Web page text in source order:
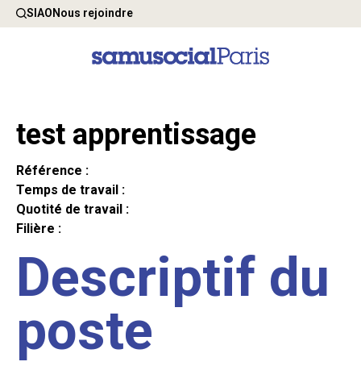
SIAONous rejoindre
test apprentissage
Référence :
Temps de travail :
Quotité de travail :
Filière :
Descriptif du
poste